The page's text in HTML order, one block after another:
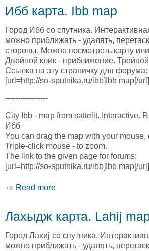
Ибб карта. Ibb map
Город Ибб со спутника.
можно приближать - удалять,
стороны. Можно посмотреть карту
Двойной клик - приближение.
Ссылка на эту страничку для форума:
[url=http://so-sputnika.ru/ibb]Ibb map[/url]
-----------------
City Ibb - map from sattelit. Interactive.
Ибб
You can drag the map with your mouse,
Triple-click mouse - to zoom.
The link to the given page for forums:
[url=http://so-sputnika.ru/ibb]Ibb map[/url]
Read more
Лахыдж карта. Lahij
Город Лахиj со спутника.
можно приближать - удалять,